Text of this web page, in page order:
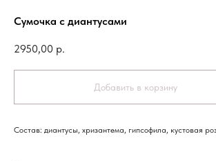
Сумочка с диантусами
2950,00 р.
Добавить в корзину
Состав: диантусы, хризантема, гипсофила, кустовая